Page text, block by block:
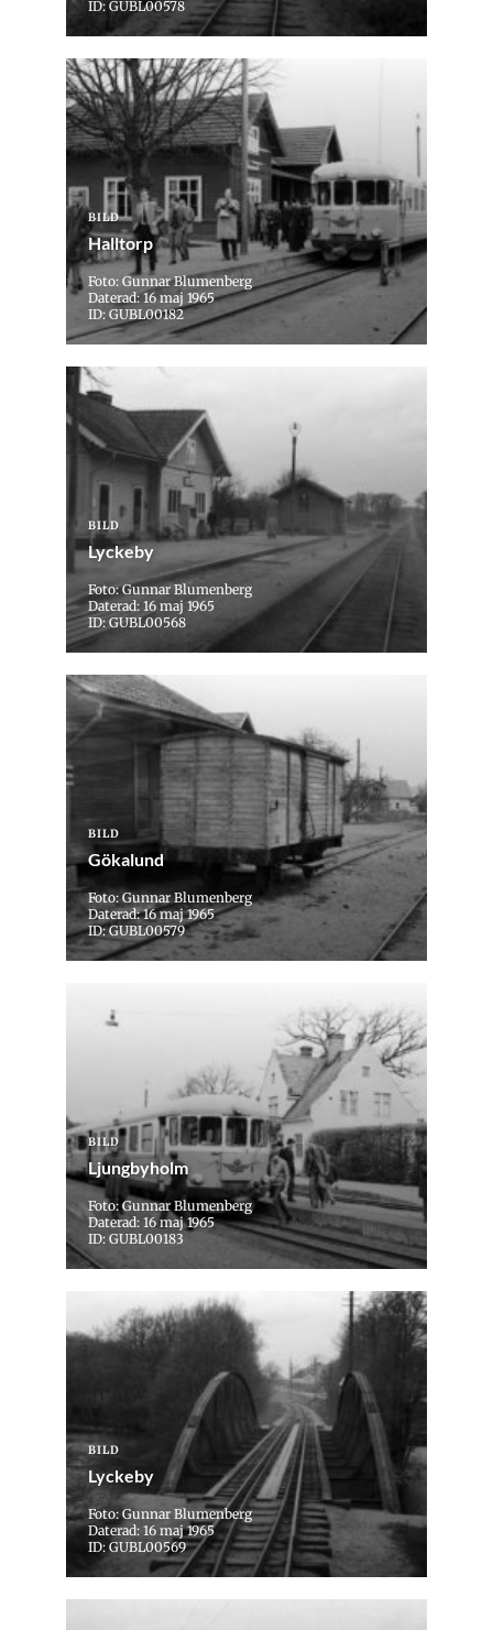
ID: GUBL00578
BILD
Halltorp
Foto: Gunnar Blumenberg
Daterad: 16 maj 1965
ID: GUBL00182
BILD
Lyckeby
Foto: Gunnar Blumenberg
Daterad: 16 maj 1965
ID: GUBL00568
BILD
Gökalund
Foto: Gunnar Blumenberg
Daterad: 16 maj 1965
ID: GUBL00579
BILD
Ljungbyholm
Foto: Gunnar Blumenberg
Daterad: 16 maj 1965
ID: GUBL00183
BILD
Lyckeby
Foto: Gunnar Blumenberg
Daterad: 16 maj 1965
ID: GUBL00569